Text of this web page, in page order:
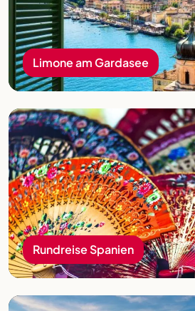
Limone am Gardasee
Rundreise Spanien
Rundreise Spanien
Wien-Budapest-Prag